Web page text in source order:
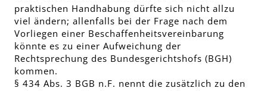
praktischen Handhabung dürfte sich nicht allzu
viel ändern; allenfalls bei der Frage nach dem
Vorliegen einer Beschaffenheitsvereinbarung
könnte es zu einer Aufweichung der
Rechtsprechung des Bundesgerichtshofs (BGH)
kommen.
§ 434 Abs. 3 BGB n.F. nennt die zusätzlich zu den